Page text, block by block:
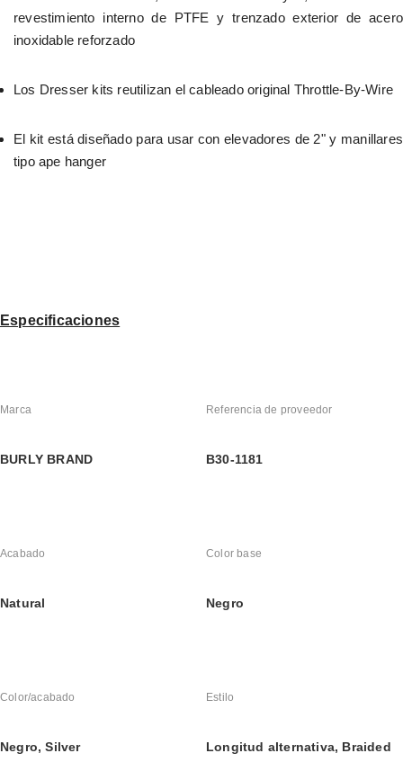
revestimiento interno de PTFE y trenzado exterior de acero
inoxidable reforzado
Los Dresser kits reutilizan el cableado original Throttle-By-Wire
El kit está diseñado para usar con elevadores de 2" y manillares
tipo ape hanger
Especificaciones
Marca
BURLY BRAND
Referencia de proveedor
B30-1181
Acabado
Natural
Color base
Negro
Color/acabado
Negro, Silver
Estilo
Longitud alternativa, Braided